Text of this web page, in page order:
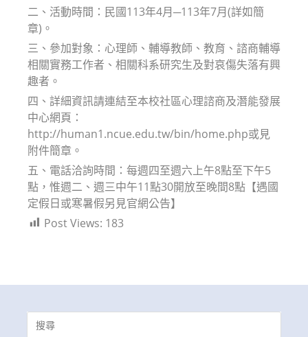
二、活動時間：民國113年4月─113年7月(詳如簡
章)。
三、參加對象：心理師、輔導教師、教育、諮商輔導
相關實務工作者、相關科系研究生及對哀傷失落有興
趣者。
四、詳細資訊請連結至本校社區心理諮商及潛能發展
中心網頁：
http://human1.ncue.edu.tw/bin/home.php或見
附件簡章。
五、電話洽詢時間：每週四至週六上午8點至下午5
點，惟週二、週三中午11點30開放至晚間8點【遇國
定假日或寒暑假另見官網公告】
Post Views: 183
Search
for: